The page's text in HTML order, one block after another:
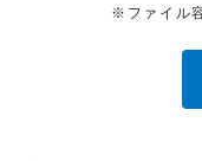
ます。それ以外
たり、また、配
（2）本サイトで
※ファイル